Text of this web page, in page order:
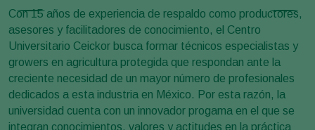
Con 15 años de experiencia de respaldo como productores,
asesores y facilitadores de conocimiento, el Centro
Universitario Ceickor busca formar técnicos especialistas y
growers en agricultura protegida que respondan ante la
creciente necesidad de un mayor número de profesionales
dedicados a esta industria en México. Por esta razón, la
universidad cuenta con un innovador progama en el que se
integran conocimientos, valores y actitudes en la práctica